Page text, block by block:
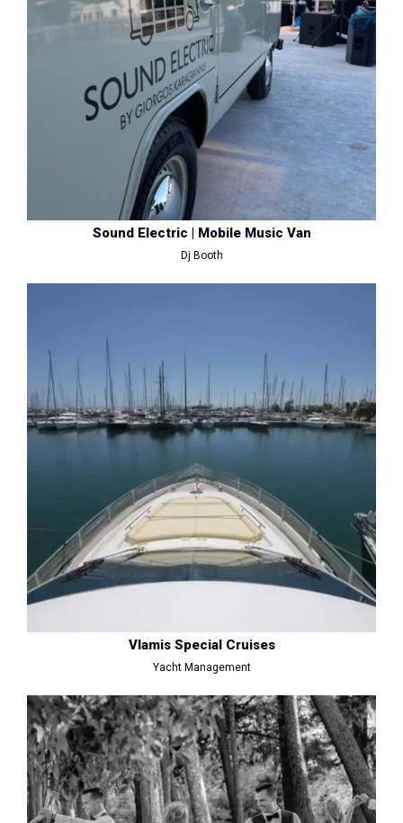
Sound Electric | Mobile Music Van
Dj Booth
Vlamis Special Cruises
Yacht Management